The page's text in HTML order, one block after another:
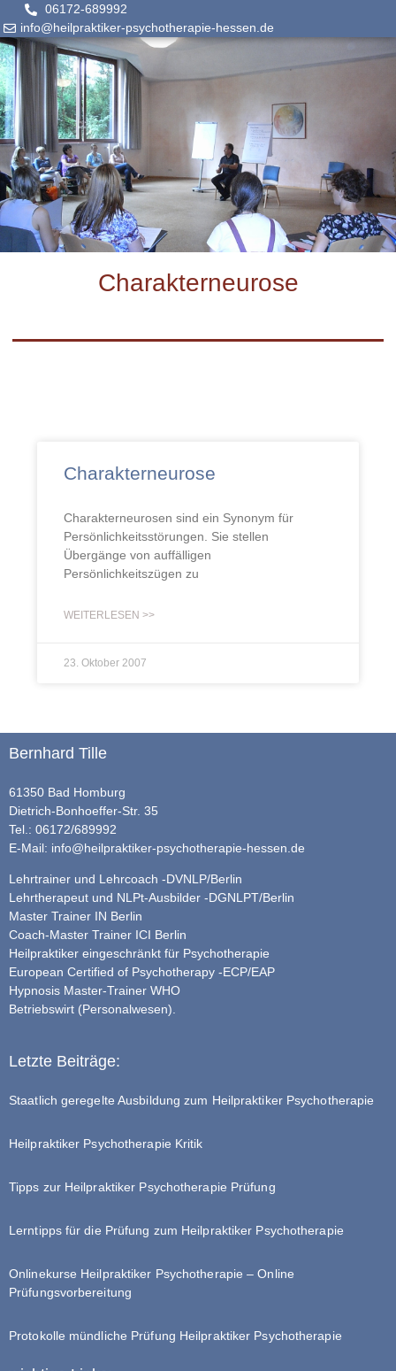
06172-689992
info@heilpraktiker-psychotherapie-hessen.de
Charakterneurose
Charakterneurose
Charakterneurosen sind ein Synonym für
Persönlichkeitsstörungen. Sie stellen
Übergänge von auffälligen
Persönlichkeitszügen zu
WEITERLESEN >>
23. Oktober 2007
Bernhard Tille
61350 Bad Homburg
Dietrich-Bonhoeffer-Str. 35
Tel.: 06172/689992
E-Mail: info@heilpraktiker-psychotherapie-hessen.de
Lehrtrainer und Lehrcoach -DVNLP/Berlin
Lehrtherapeut und NLPt-Ausbilder -DGNLPT/Berlin
Master Trainer IN Berlin
Coach-Master Trainer ICI Berlin
Heilpraktiker eingeschränkt für Psychotherapie
European Certified of Psychotherapy -ECP/EAP
Hypnosis Master-Trainer WHO
Betriebswirt (Personalwesen).
Letzte Beiträge:
Staatlich geregelte Ausbildung zum Heilpraktiker Psychotherapie
Heilpraktiker Psychotherapie Kritik
Tipps zur Heilpraktiker Psychotherapie Prüfung
Lerntipps für die Prüfung zum Heilpraktiker Psychotherapie
Onlinekurse Heilpraktiker Psychotherapie – Online
Prüfungsvorbereitung
Protokolle mündliche Prüfung Heilpraktiker Psychotherapie